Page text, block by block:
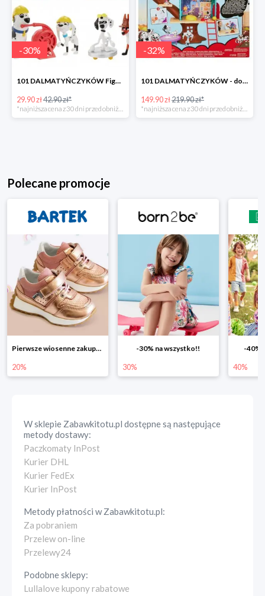
-30%
101 DALMATYŃCZYKÓW Figurki - wzory do wyboruI, MATTEL
29.90 zł42.90 zł*
-32%
101 DALMATYŃCZYKÓW - domek na drzewie, MATTEL
149.90 zł219.90 zł*
Polecane promocje
-30% na wszystko!!
30%
-40% na drugą sztukę
40% 25%
W sklepie Zabawkitotu.pl dostępne są następujące
metody dostawy:
Paczkomaty InPost
Kurier DHL
Kurier FedEx
Kurier InPost
Metody płatności wZabawkitotu.pl:
Za pobraniem
Przelew on-line
Przelewy24
Podobne sklepy:
Lullalove kupony rabatowe